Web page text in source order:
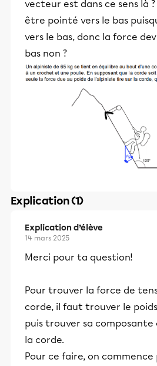
vecteur est dans ce sens là
être pointé vers le bas
vers le bas, donc la force
bas non ?
Explication (1)
Explication d’élève
14 mars 2025
Merci pour ta question!
Pour trouver la force de
corde, il faut trouver le
puis trouver sa composante
la corde.
Pour ce faire, on